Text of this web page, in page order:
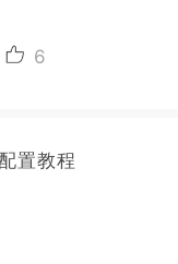
6
置教程